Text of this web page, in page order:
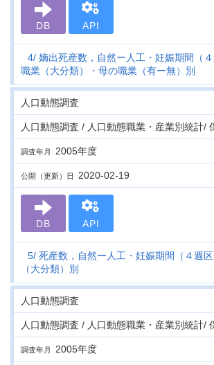
DB API
4 嫡出死産数，自然ー人工・妊娠期間（
職業（大分類）・母の職業（有ー無）別
人口動態調査
人口動態調査 / 人口動態職業・産業別統計/
調査年月 2005年度
公開（更新）日 2020-02-19
DB API
5 死産数，自然ー人工・妊娠期間（４週
（大分類）別
人口動態調査
人口動態調査 / 人口動態職業・産業別統計/
調査年月 2005年度